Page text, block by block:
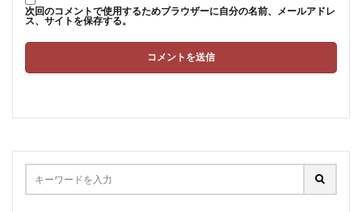
次回のコメントで使用するためブラウザーに自分の名前、メールアドレ
ス、サイトを保存する。